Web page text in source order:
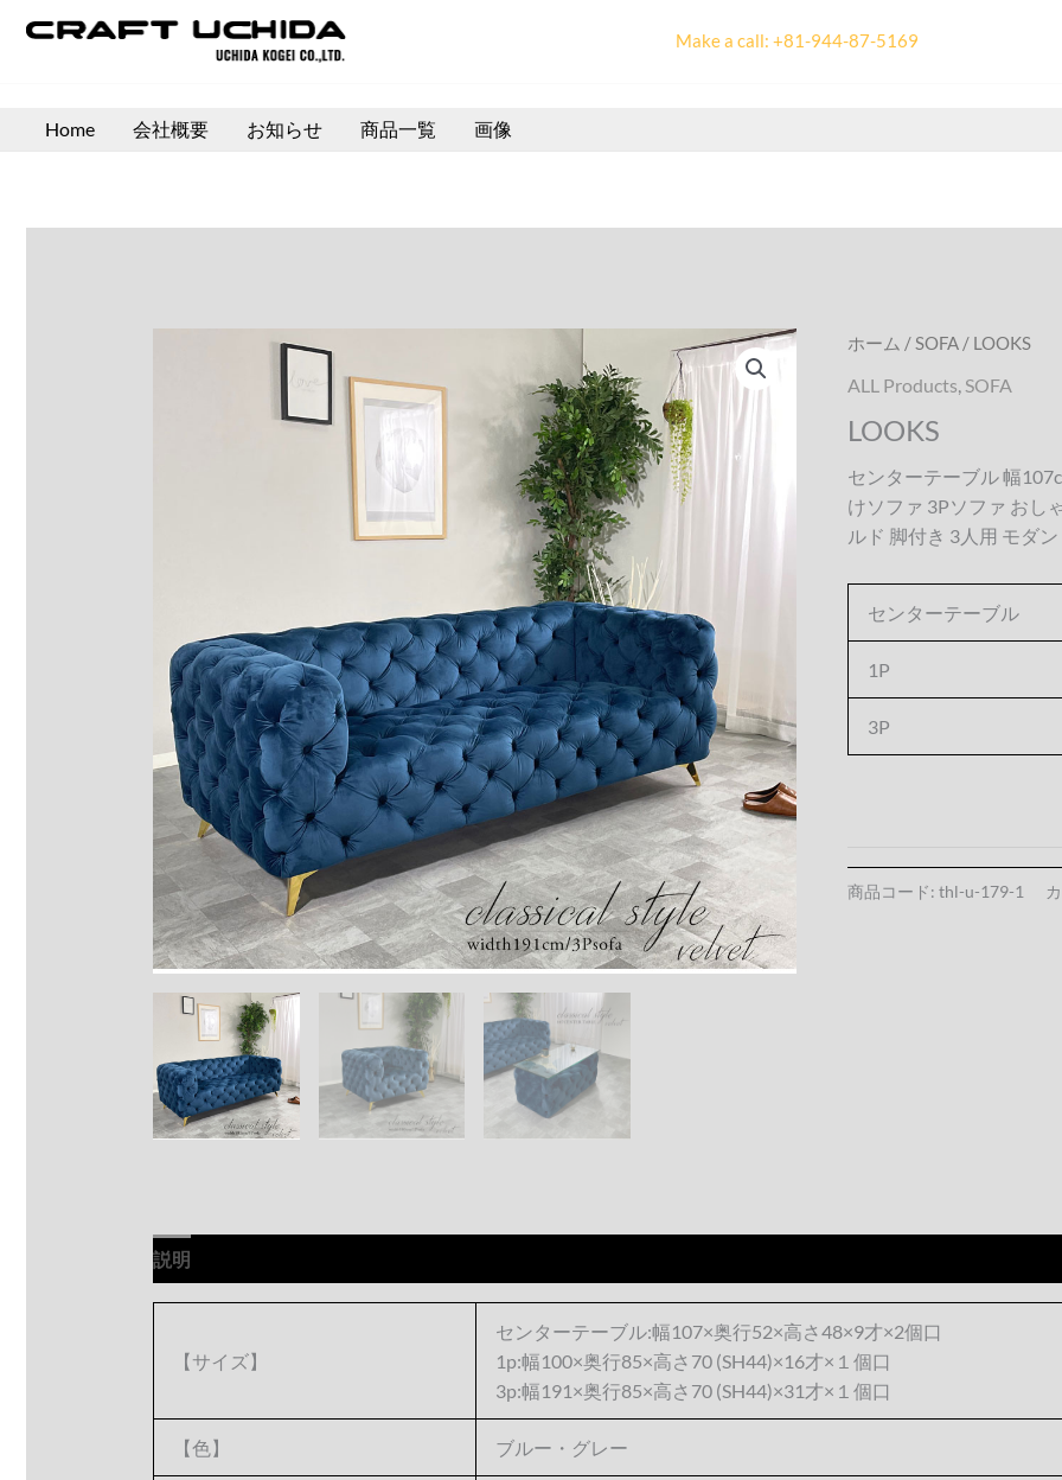
Make a call: +81-944-87-5169
Home 会社概要 お知らせ 商品一覧 画像
ホーム /SOFA / LOOKS
ALL Products,SOFA
LOOKS
センターテーブル 幅
けソファ 3Pソファ おし
ルド 脚付き 3人用 モダ
センターテーブル
1P
3P
商品コード:thl-u-179-1
説明
【サイズ】
センターテーブル:幅107×奥行52×高さ48×9才×2個口
1p:幅100×奥行85×高さ70 (SH44)×16才×１個口
3p:幅191×奥行85×高さ70 (SH44)×31才×１個口
【色】 ブルー・グレー